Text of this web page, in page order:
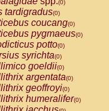
lagothricha
lagothricha cana
calvus
cupreus
donacophilus
moloch
torquatus
spp.(0)
satanas(0)
monachus
(0)
tardigradus(0)
coucang(0)
pygmaeus(0)
potto(0)
syrichta(0)
goeldii(0)
argentata(0)
geoffroyi(0)
humeralifer(0)